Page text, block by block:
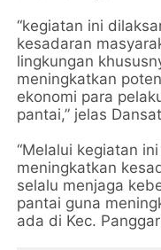
“kegiatan ini
kesadaran
lingkungan
meningkatkan
ekonomi para
pantai,” jelas
“Melalui kegiatan
meningkatkan
selalu menjaga
pantai guna
ada di Kec.